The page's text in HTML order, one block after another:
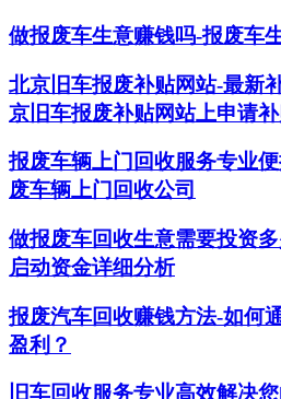
做报废车生意赚钱吗-报废车
北京旧车报废补贴网站-最新
京旧车报废补贴网站上申请补
报废车辆上门回收服务专业
废车辆上门回收公司
做报废车回收生意需要投资
启动资金详细分析
报废汽车回收赚钱方法-如何
盈利？
旧车回收服务专业高效解决